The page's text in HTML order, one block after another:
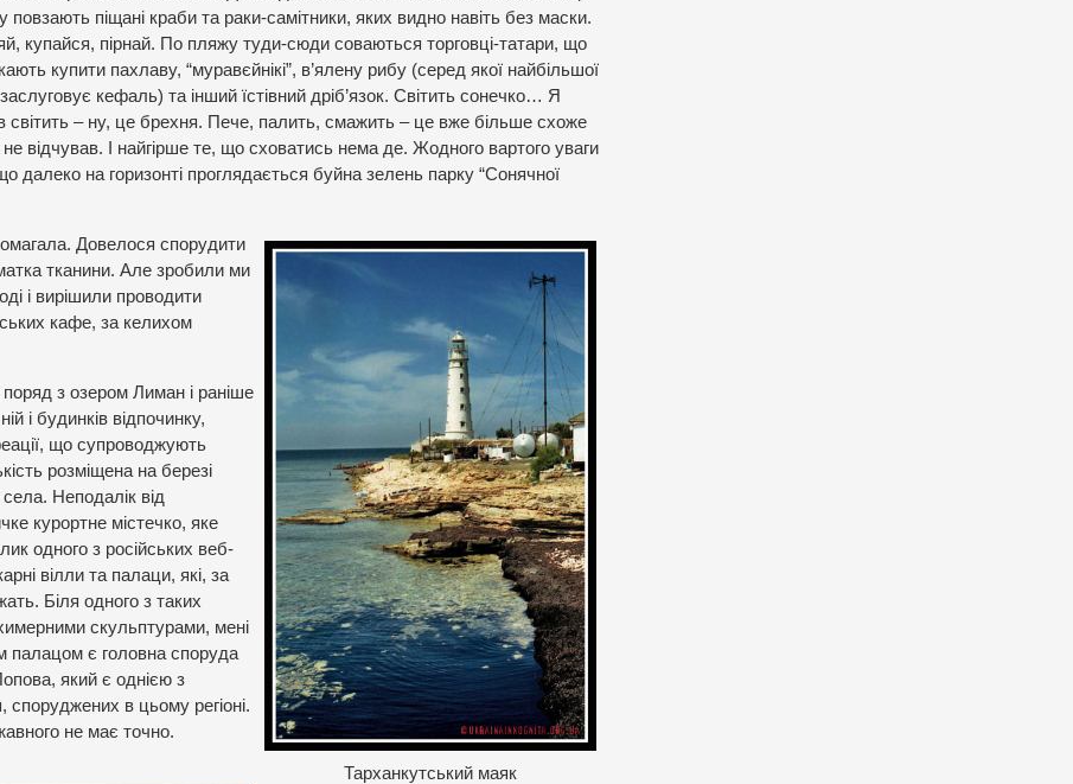
повзають піщані краби та раки-самітники, яких видно навіть без маски.
купайся, пірнай. По пляжу туди-сюди соваються торговці-татари, що
купити пахлаву, “муравєйнікі”, в’ялену рибу (серед якої найбільшої
кефаль) та інший їстівний дріб’язок. Світить сонечко… Я
світить – ну, це брехня. Пече, палить, смажить – це вже більше схоже
відчував. І найгірше те, що сховатись нема де. Жодного вартого уваги
далеко на горизонті проглядається буйна зелень парку “Сонячної
Тарханкутський маяк
Довелося спорудити
тканини. Але зробили ми
і вирішили проводити
кафе, за келихом
з озером Лиман і раніше
і будинків відпочинку,
що супроводжують
розміщена на березі
села. Неподалік від
курортне містечко, яке
одного з російських веб-
вілли та палаци, які, за
Біля одного з таких
скульптурами, мені
палацом є головна споруда
який є однією з
споруджених в цьому регіоні.
не має точно.